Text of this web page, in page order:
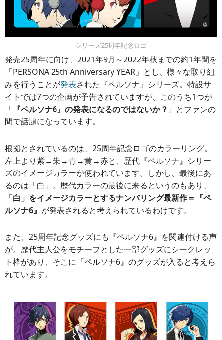
シリーズ25周年記念ロゴ
発売25周年に向け、2021年9月～2022年秋までの約1年間を
「PERSONA 25th Anniversary YEAR」とし、様々な取り組
みを行うことが発表された『ペルソナ』シリーズ。特設サ
イトでは7つの企画が予告されていますが、このうち1つが
「 『ペルソナ6』の発表になるのではないか？ 」とファンの
間で話題になっています。
根拠とされているのは、25周年記念ロゴのカラーリング。
左上より紫→朱→青→黄→赤と、歴代『ペルソナ』シリー
ズのイメージカラーが使われています。しかし、最後にあ
るのは「白」。歴代カラーの最後に来るというのもあり、
「白」をイメージカラーとするナンバリング最新作＝『ペ
ルソナ6』 が発表されると考えられているわけです。
また、25周年記念グッズにも『ペルソナ6』を関連付ける声
が。歴代主人公をモチーフとした一部グッズにシークレッ
ト枠があり、そこに『ペルソナ6』のグッズが入ると考えら
れています。